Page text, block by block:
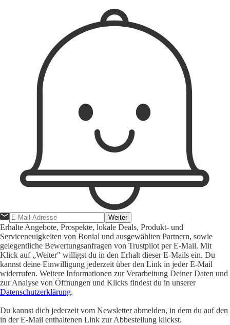
Weiter
Erhalte Angebote, Prospekte, lokale Deals, Produkt- und
Serviceneuigkeiten von Bonial und ausgewählten Partnern, sowie
gelegentliche Bewertungsanfragen von Trustpilot per E-Mail. Mit
Klick auf „Weiter" willigst du in den Erhalt dieser E-Mails ein. Du
kannst deine Einwilligung jederzeit über den Link in jeder E-Mail
widerrufen. Weitere Informationen zur Verarbeitung Deiner Daten und
zur Analyse von Öffnungen und Klicks findest du in unserer
Datenschutzerklärung.
Du kannst dich jederzeit vom Newsletter abmelden, in dem du auf den
in der E-Mail enthaltenen Link zur Abbestellung klickst.